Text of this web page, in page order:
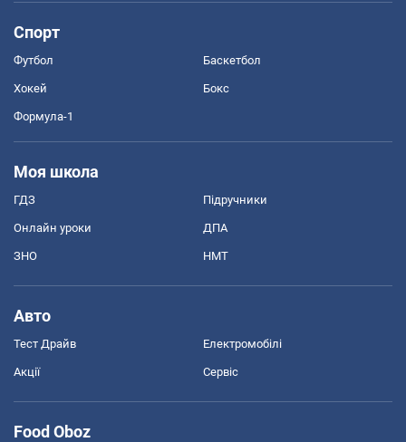
Спорт
Футбол Баскетбол
Хокей Бокс
Формула-1
Моя школа
ГДЗ Підручники
Онлайн уроки ДПА
ЗНО НМТ
Авто
Тест Драйв Електромобілі
Акції Сервіс
Food Oboz